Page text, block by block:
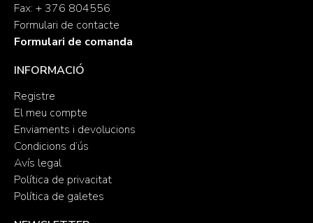
Fax: + 376 804556
Formulari de contacte
Formulari de comanda
INFORMACIÓ
Registre
El meu compte
Enviaments i devolucions
Condicions d’ús
Avís legal
Política de privacitat
Política de galetes